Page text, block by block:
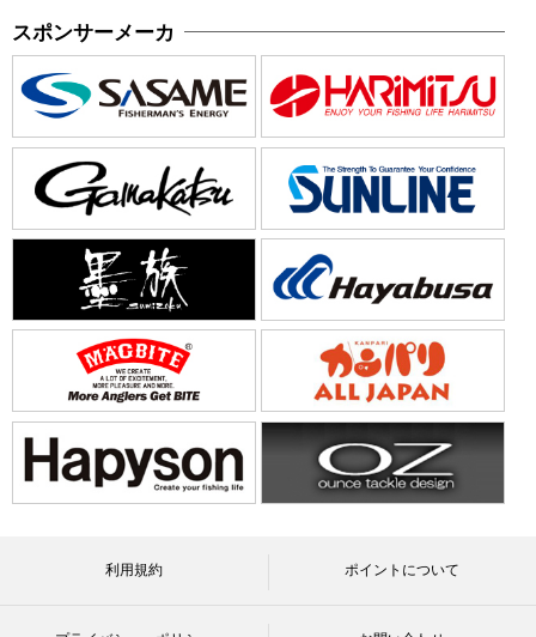
スポンサーメーカ
利用規約 ポイントについて